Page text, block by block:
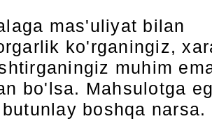
mas'uliyat bilan
ko'rganingiz,
muhim
bo'lsa. Mahsulotga
boshqa narsa.